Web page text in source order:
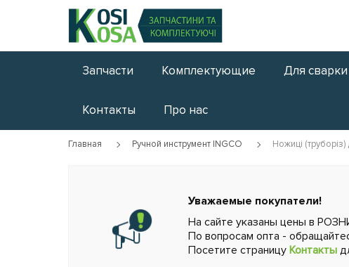
Запчасти Комплектующие Для сварки
Контакты Про нас
Главная Ручной инструмент INGCO Ножиці
Уважаемые покупатели!
На сайте указаны цены в
По вопросам опта -
Посетите страницу Контакты